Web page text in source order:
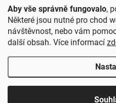
Aby vše správně fungovalo,
Některé jsou nutné pro chod
návštěvnost, nebo vám
další obsah. Více informací
Rozkládací postele RELAX –
každodenní spaní
Rozkládací postel, která se
Copyright 2026DK-obchod.cz.